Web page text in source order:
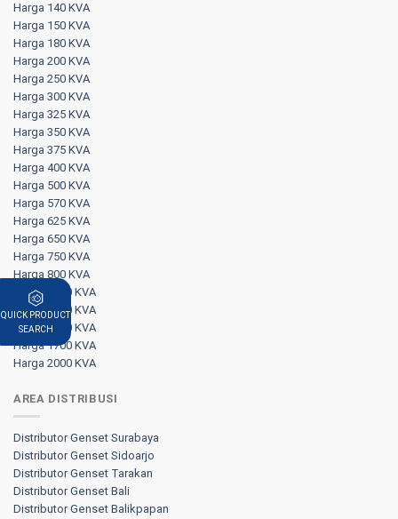
Harga 140 KVA
Harga 150 KVA
Harga 180 KVA
Harga 200 KVA
Harga 250 KVA
Harga 300 KVA
Harga 325 KVA
Harga 350 KVA
Harga 375 KVA
Harga 400 KVA
Harga 500 KVA
Harga 570 KVA
Harga 625 KVA
Harga 650 KVA
Harga 750 KVA
Harga 800 KVA
Harga 1000 KVA
Harga 1250 KVA
Harga 1500 KVA
Harga 1700 KVA
Harga 2000 KVA
AREA DISTRIBUSI
Distributor Genset Surabaya
Distributor Genset Sidoarjo
Distributor Genset Tarakan
Distributor Genset Bali
Distributor Genset Balikpapan
QUICK PRODUCT
SEARCH